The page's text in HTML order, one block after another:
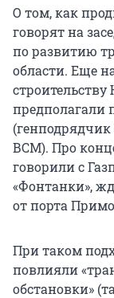
О том, как
говорят на
по развитию
области. Еще
предполагали
ВСМ). Про
говорили с
«Фонтанки»,
от порта
При таком
повлияли
обстановки»